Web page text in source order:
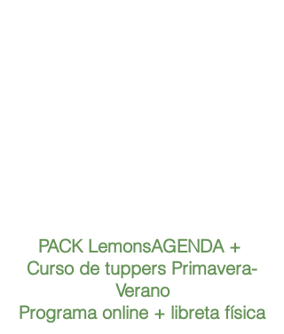
PACK LemonsAGENDA +
Curso de tuppers Primavera-
Verano
Programa online + libreta física